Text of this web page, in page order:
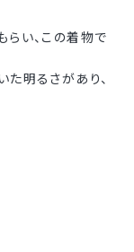
らい、この着物で
明るさがあり、